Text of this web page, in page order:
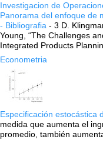
Investigacion de
Panorama del enfoque de
- Bibliografia - 3 D.
Young, “The Challenges
Integrated Products
Econometria
Especificación estocástica
medida que aumenta el
promedio, también